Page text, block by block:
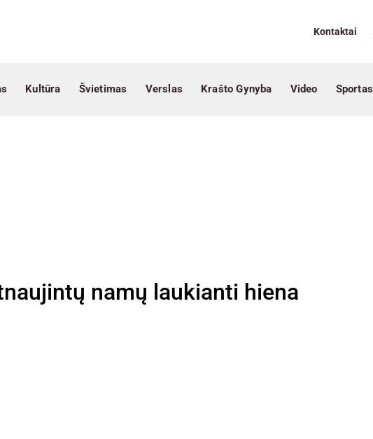
Kontaktai
Kultūra Švietimas Verslas Krašto Gynyba Video Sportas
namų laukianti hiena